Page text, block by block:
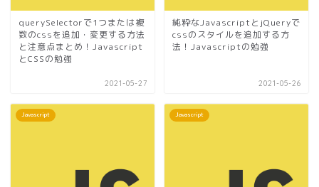
querySelectorで1つまたは複
数のcssを追加・変更する方法
と注意点まとめ！Javascript
とCSSの勉強
2021-05-27
純粋なJavascriptとjQueryで
cssのスタイルを追加する方
法！Javascriptの勉強
2021-05-26
Javascript Javascript